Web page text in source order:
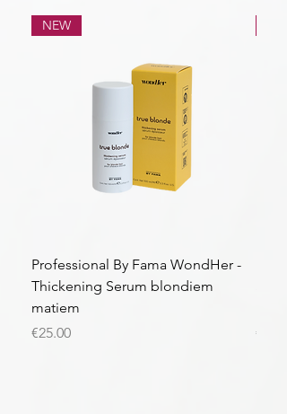
NEW
Professional By Fama WondHer -
Thickening Serum blondiem
matiem
Price
€25.00
Price
€43.56